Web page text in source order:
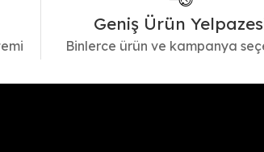
Geniş Ürün
Binlerce ürün ve kampanya